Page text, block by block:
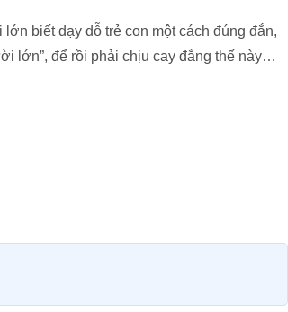
biết dạy dỗ trẻ con một cách đúng đắn,
lớn”, để rồi phải chịu cay đắng thế này…